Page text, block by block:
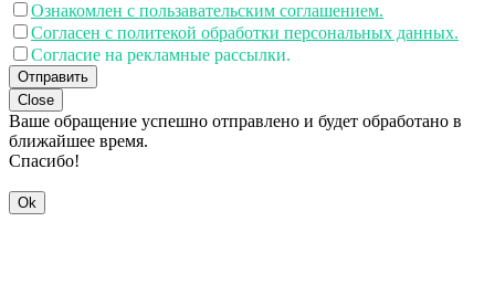
Ознакомлен с пользавательским соглашением.
Согласен с политекой обработки персональных данных.
Согласие на рекламные рассылки.
Отправить
Close
Ваше обращение успешно отправлено и будет обработано в
ближайшее время.
Спасибо!
Ok